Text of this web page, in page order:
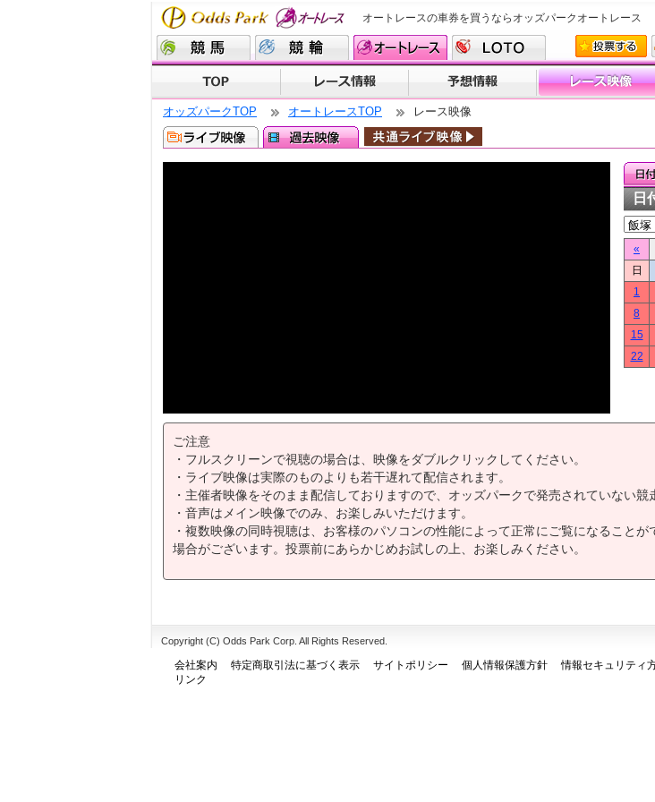
オートレースの車券を買うならオッズパークオートレース
オッズパークTOP オートレースTOP レース映像
日
«
日
1
8
15
22
ご注意
・フルスクリーンで視聴の場合は、映像をダブルクリックしてください。
・ライブ映像は実際のものよりも若干遅れて配信されます。
・主催者映像をそのまま配信しておりますので、オッズパークで発売されていない競
・音声はメイン映像でのみ、お楽しみいただけます。
・複数映像の同時視聴は、お客様のパソコンの性能によって正常にご覧になること
場合がございます。投票前にあらかじめお試しの上、お楽しみください。
Copyright (C) Odds Park Corp. All Rights Reserved.
会社案内 特定商取引法に基づく表示 サイトポリシー 個人情報保護方針 情報セキュリティ
リンク